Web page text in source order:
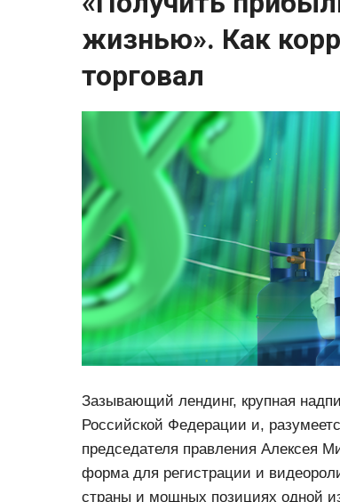
жизнью». ​Как
торговал
Зазывающий лендинг, крупная
Российской Федерации и,
председателя правления Алексея
форма для регистрации и
страны и мощных позициях одной